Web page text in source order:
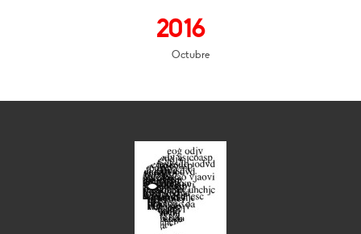
2016
Octubre